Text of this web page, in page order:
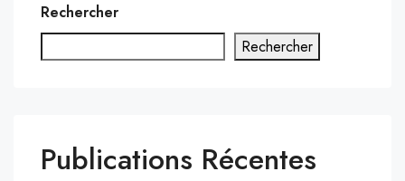
Rechercher
Rechercher
Publications Récentes